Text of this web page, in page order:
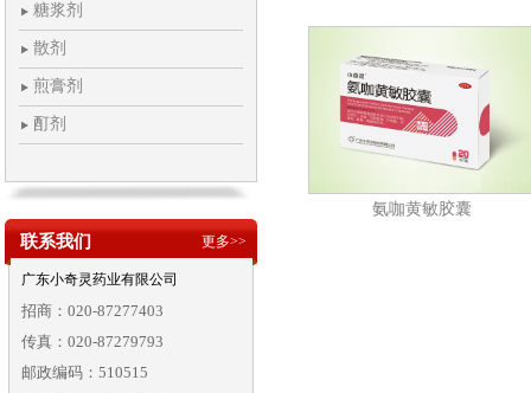
糖浆剂
散剂
煎膏剂
酊剂
联系我们 更多>>
广东小奇灵药业有限公司
招商：020-87277403
传真：020-87279793
邮政编码：510515
氨咖黄敏胶囊